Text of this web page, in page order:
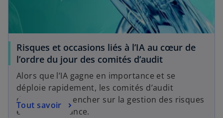
Risques et occasions liés à l’IA au cœur de
l’ordre du jour des comités d’audit
Alors que l’IA gagne en importance et se
déploie rapidement, les comités d’audit
devraient se pencher sur la gestion des risques
et la gouvernance.
Tout savoir